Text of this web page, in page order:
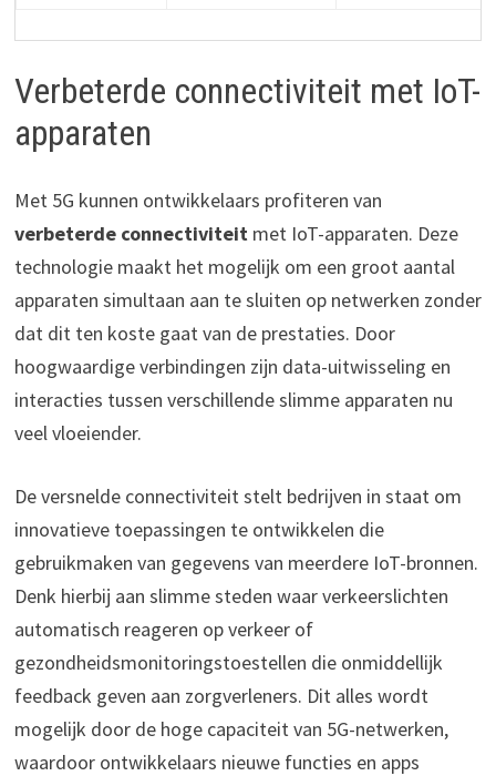
Verbeterde connectiviteit met IoT-
apparaten
Met 5G kunnen ontwikkelaars profiteren van
verbeterde connectiviteitmet IoT-apparaten. Deze
technologie maakt het mogelijk om een groot aantal
apparaten simultaan aan te sluiten op netwerken zonder
dat dit ten koste gaat van de prestaties. Door
hoogwaardige verbindingen zijn data-uitwisseling en
interacties tussen verschillende slimme apparaten nu
veel vloeiender.
De versnelde connectiviteit stelt bedrijven in staat om
innovatieve toepassingen te ontwikkelen die
gebruikmaken van gegevens van meerdere IoT-bronnen.
Denk hierbij aan slimme steden waar verkeerslichten
automatisch reageren op verkeer of
gezondheidsmonitoringstoestellen die onmiddellijk
feedback geven aan zorgverleners. Dit alles wordt
mogelijk door de hoge capaciteit van 5G-netwerken,
waardoor ontwikkelaars nieuwe functies en apps